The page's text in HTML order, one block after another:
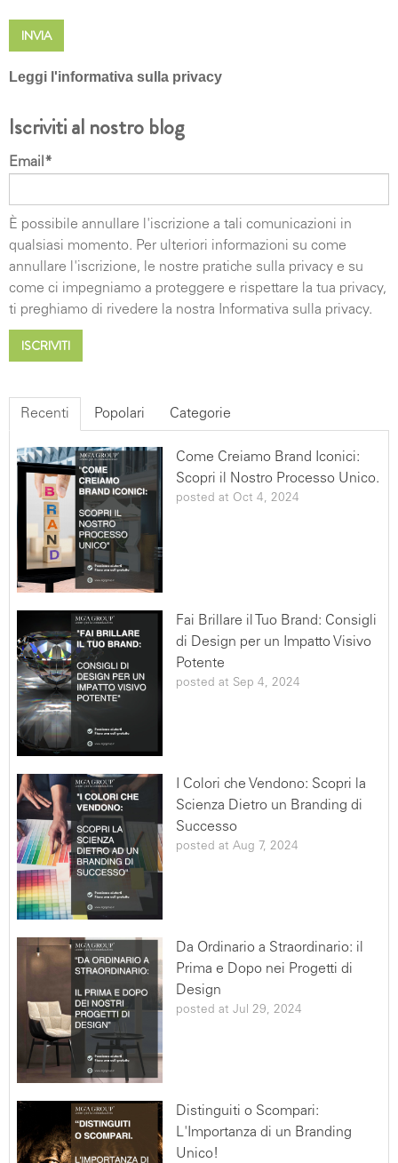
Leggi l'informativa sulla privacy
riferiscono i dati personali hanno il diritto in qualunque
meno dei medesimi dati e di conoscerne il contenuto e
l'integrazione o l'aggiornamento, oppure la rettifica (art.
7 del d.lgs. n. 196/2003) e successivo (art. 7 EU RGDP
679/2016).. Ai sensi del medesimo articolo si ha il
diritto di chiedere la cancellazione, la trasformazione in
forma anonima o il blocco dei dati trattati in violazione
legittimi, al loro trattamento. Le richieste vanno rivolte
ad MGA Group- Via Ca' Nova Zampieri 4- 37137 San
ad eccezione di soggetti ai quali la comunicazione
stessa sia dovuta in adempimento ad obblighi previsti
dalla Legge. SERVIZI HubSpot Questo tipo di servizi
permettono al Titolare di costruire profili utente
partendo da un indirizzo email, il nome o qualunque
altra informazione che l'Utente fornisce a questa
Applicazione, così come di tracciare le attività
dell'Utente tramite funzionalità statistiche. Questi Dati
Personali potrebbero inoltre venire incrociati con
(come i profili sui social network) ed usati per costruire
profili privati che il Titolare può visualizzare ed utilizzare
per migliorare questa Applicazione.Alcuni di questi
servizi potrebbero inoltre permettere l'invio
programmato di messaggi all'Utente, come email
basate su azioni specifiche compiute su questa
Applicazione. Per maggiori informazioni si rimanda alla
Iscriviti al nostro blog
Email *
È possibile annullare l'iscrizione a tali comunicazioni in
qualsiasi momento. Per ulteriori informazioni su come
annullare l'iscrizione, le nostre pratiche sulla privacy e su
come ci impegniamo a proteggere e rispettare la tua privacy,
ti preghiamo di rivedere la nostra Informativa sulla privacy.
Recenti Popolari Categorie
Come Creiamo Brand Iconici:
Scopri il Nostro Processo Unico.
posted at Oct 4, 2024
Fai Brillare il Tuo Brand: Consigli
di Design per un Impatto Visivo
Potente
posted at Sep 4, 2024
I Colori che Vendono: Scopri la
Scienza Dietro un Branding di
Successo
posted at Aug 7, 2024
Da Ordinario a Straordinario: il
Prima e Dopo nei Progetti di
Design
posted at Jul 29, 2024
Distinguiti o Scompari:
L'Importanza di un Branding
Unico!